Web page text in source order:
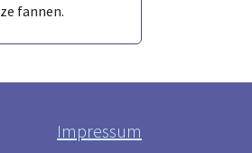
ze fannen.
Impressum